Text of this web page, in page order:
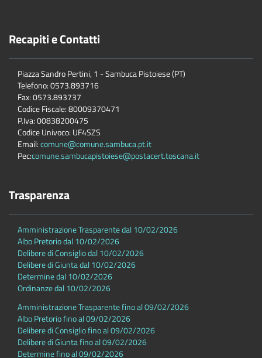
Recapiti e Contatti
Piazza Sandro Pertini, 1 - Sambuca Pistoiese (PT)
Telefono: 0573.893716
Fax: 0573.893737
Codice Fiscale: 80009370471
P.Iva: 00838200475
Codice Univoco: UF4SZS
Email:comune@comune.sambuca.pt.it
Pec:comune.sambucapistoiese@postacert.toscana.it
Trasparenza
Amministrazione Trasparente dal 10/02/2026
Albo Pretorio dal 10/02/2026
Delibere di Consiglio dal 10/02/2026
Delibere di Giunta dal 10/02/2026
Determine dal 10/02/2026
Ordinanze dal 10/02/2026
Amministrazione Trasparente fino al 09/02/2026
Albo Pretorio fino al 09/02/2026
Delibere di Consiglio fino al 09/02/2026
Delibere di Giunta fino al 09/02/2026
Determine fino al 09/02/2026